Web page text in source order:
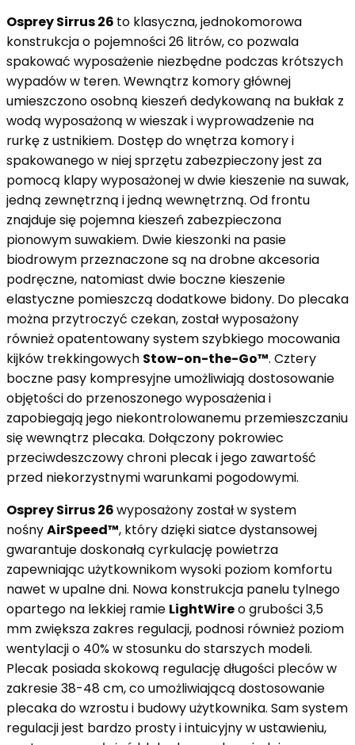
Osprey Sirrus 26 to klasyczna, jednokomorowa
konstrukcja o pojemności 26 litrów, co pozwala
spakować wyposażenie niezbędne podczas krótszych
wypadów w teren. Wewnątrz komory głównej
umieszczono osobną kieszeń dedykowaną na bukłak z
wodą wyposażoną w wieszak i wyprowadzenie na
rurkę z ustnikiem. Dostęp do wnętrza komory i
spakowanego w niej sprzętu zabezpieczony jest za
pomocą klapy wyposażonej w dwie kieszenie na suwak,
jedną zewnętrzną i jedną wewnętrzną. Od frontu
znajduje się pojemna kieszeń zabezpieczona
pionowym suwakiem. Dwie kieszonki na pasie
biodrowym przeznaczone są na drobne akcesoria
podręczne, natomiast dwie boczne kieszenie
elastyczne pomieszczą dodatkowe bidony. Do plecaka
można przytroczyć czekan, został wyposażony
również opatentowany system szybkiego mocowania
kijków trekkingowych Stow-on-the-Go™. Cztery
boczne pasy kompresyjne umożliwiają dostosowanie
objętości do przenoszonego wyposażenia i
zapobiegają jego niekontrolowanemu przemieszczaniu
się wewnątrz plecaka. Dołączony pokrowiec
przeciwdeszczowy chroni plecak i jego zawartość
przed niekorzystnymi warunkami pogodowymi.
Osprey Sirrus 26wyposażony został w system
nośnyAirSpeed™, który dzięki siatce dystansowej
gwarantuje doskonałą cyrkulację powietrza
zapewniając użytkownikom wysoki poziom komfortu
nawet w upalne dni. Nowa konstrukcja panelu tylnego
opartego na lekkiej ramie LightWireo grubości 3,5
mm zwiększa zakres regulacji, podnosi również poziom
wentylacji o 40% w stosunku do starszych modeli.
Plecak posiada skokową regulację długości pleców w
zakresie 38-48 cm, co umożliwiającą dostosowanie
plecaka do wzrostu i budowy użytkownika. Sam system
regulacji jest bardzo prosty i intuicyjny w ustawieniu,